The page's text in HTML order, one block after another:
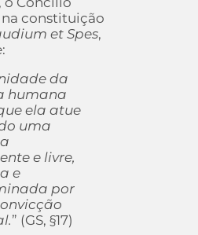
constituição
et Spes,
da
humana
ela atue
uma
e livre,
e
por
” (GS, §17)